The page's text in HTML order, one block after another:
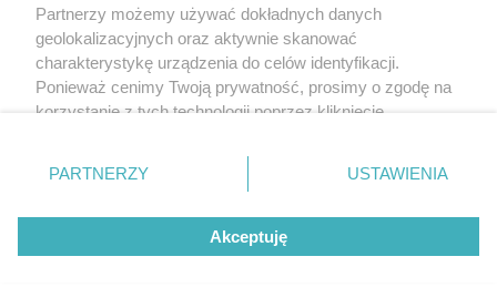
Partnerzy możemy używać dokładnych danych
geolokalizacyjnych oraz aktywnie skanować
charakterystykę urządzenia do celów identyfikacji.
Ponieważ cenimy Twoją prywatność, prosimy o zgodę na
korzystanie z tych technologii poprzez kliknięcie
zmienić/wycofać klikając przycisk ustawień prywatności
znajdujący się w lewym dolnym rogu strony
rodzaje przetwarzania danych nie wymagają zgody
użytkownika, ale masz prawo sprzeciwić się takiemu
przetwarzaniu. Preferencje będą miały zastosowanie tylko
PARTNERZY USTAWIENIA
Akceptuję